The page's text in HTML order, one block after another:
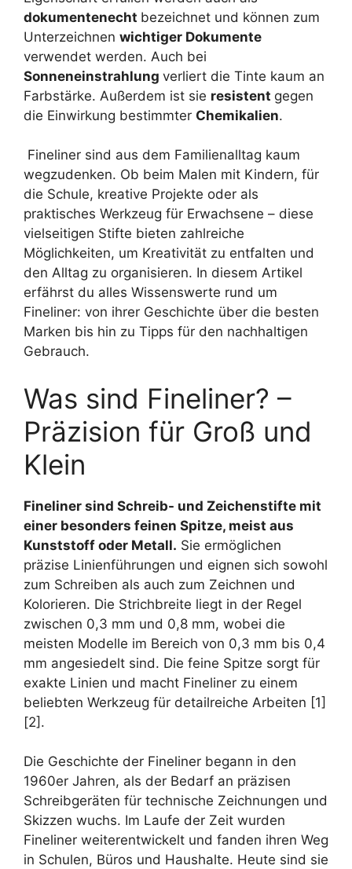
dokumentenecht bezeichnet und können zum
Unterzeichnen wichtiger Dokumente
verwendet werden. Auch bei
Sonneneinstrahlung verliert die Tinte kaum an
Farbstärke. Außerdem ist sie resistent gegen
die Einwirkung bestimmter Chemikalien.
Fineliner sind aus dem Familienalltag kaum
wegzudenken. Ob beim Malen mit Kindern, für
die Schule, kreative Projekte oder als
praktisches Werkzeug für Erwachsene – diese
vielseitigen Stifte bieten zahlreiche
Möglichkeiten, um Kreativität zu entfalten und
den Alltag zu organisieren. In diesem Artikel
erfährst du alles Wissenswerte rund um
Fineliner: von ihrer Geschichte über die besten
Marken bis hin zu Tipps für den nachhaltigen
Gebrauch.
Was sind Fineliner? –
Präzision für Groß und
Klein
Fineliner sind Schreib- und Zeichenstifte mit
einer besonders feinen Spitze, meist aus
Kunststoff oder Metall. Sie ermöglichen
präzise Linienführungen und eignen sich sowohl
zum Schreiben als auch zum Zeichnen und
Kolorieren. Die Strichbreite liegt in der Regel
zwischen 0,3 mm und 0,8 mm, wobei die
meisten Modelle im Bereich von 0,3 mm bis 0,4
mm angesiedelt sind. Die feine Spitze sorgt für
exakte Linien und macht Fineliner zu einem
beliebten Werkzeug für detailreiche Arbeiten [1]
[2].
Die Geschichte der Fineliner begann in den
1960er Jahren, als der Bedarf an präzisen
Schreibgeräten für technische Zeichnungen und
Skizzen wuchs. Im Laufe der Zeit wurden
Fineliner weiterentwickelt und fanden ihren Weg
in Schulen, Büros und Haushalte. Heute sind sie